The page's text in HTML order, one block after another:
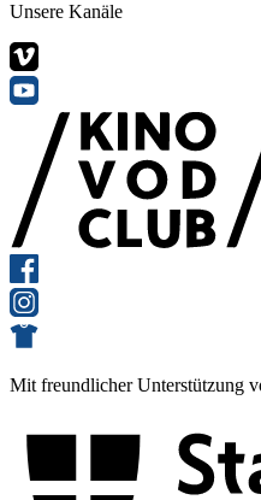
Unsere Kanäle
Mit freundlicher Unterstützung